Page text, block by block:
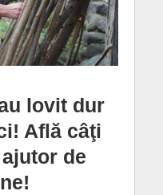
lovit dur
Află câţi
de